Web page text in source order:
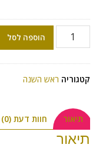
הוספה לסל
קטגוריה ראש השנה
תיאור חוות דעת (0)
תיאור